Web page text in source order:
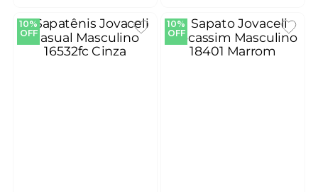
10%
OFF
10%
OFF